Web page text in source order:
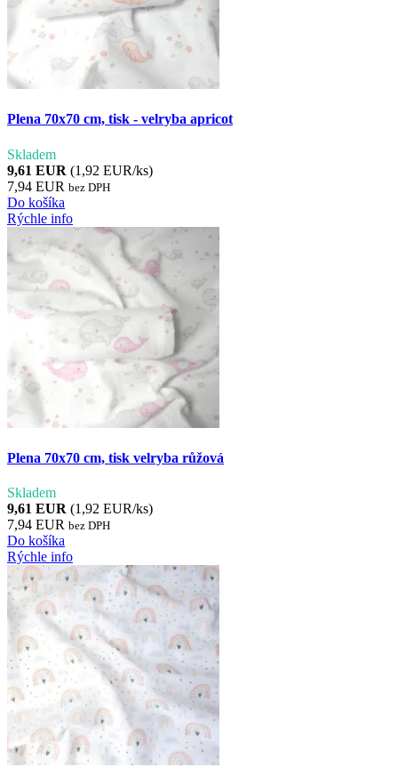
Plena 70x70 cm, tisk - velryba apricot
Skladem
9,61 EUR (1,92 EUR/ks)
7,94 EUR bez DPH
Do košíka
Rýchle info
Plena 70x70 cm, tisk velryba růžová
Skladem
9,61 EUR (1,92 EUR/ks)
7,94 EUR bez DPH
Do košíka
Rýchle info